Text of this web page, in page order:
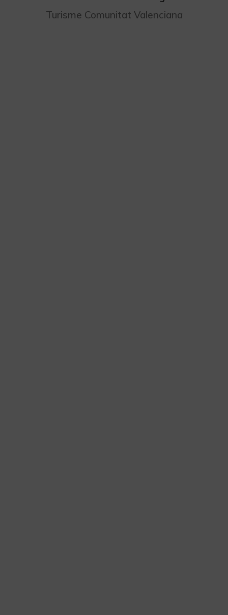
Turisme Comunitat Valenciana